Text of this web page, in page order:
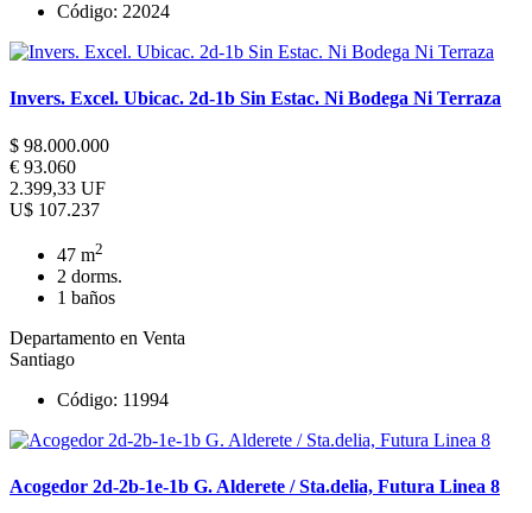
Código: 22024
Invers. Excel. Ubicac. 2d-1b Sin Estac. Ni Bodega Ni Terraza
$ 98.000.000
€ 93.060
2.399,33 UF
U$ 107.237
47 m2
2 dorms.
1 baños
Departamento en Venta
Santiago
Código: 11994
Acogedor 2d-2b-1e-1b G. Alderete / Sta.delia, Futura Linea 8